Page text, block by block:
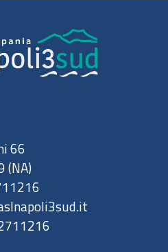
66
(NA)